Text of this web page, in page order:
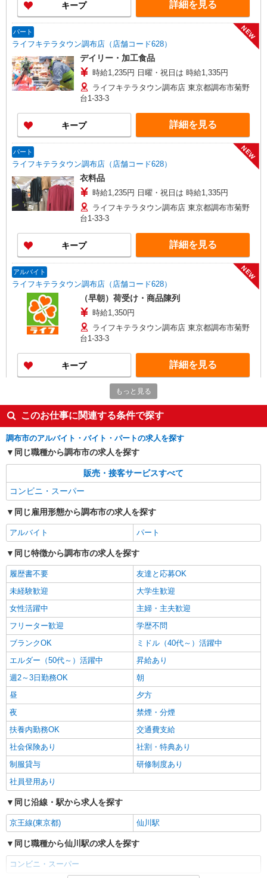
キープ 詳細を見る
パート
ライフキテラタウン調布店（店舗コード628）
NEW
デイリー・加工食品
時給1,235円 日曜・祝日は 時給1,335円
ライフキテラタウン調布店 東京都調布市菊野
台1-33-3
キープ 詳細を見る
パート
ライフキテラタウン調布店（店舗コード628）
NEW
衣料品
時給1,235円 日曜・祝日は 時給1,335円
ライフキテラタウン調布店 東京都調布市菊野
台1-33-3
キープ 詳細を見る
アルバイト
ライフキテラタウン調布店（店舗コード628）
NEW
（早朝）荷受け・商品陳列
時給1,350円
ライフキテラタウン調布店 東京都調布市菊野
台1-33-3
キープ 詳細を見る
ライフキテラタウン調布店（店舗コード628）
レジ
時給1,235円 日曜・祝日は 時給1,335円
ライフキテラタウン調布店 東京都調布市菊野
台1-33-3
キープ 詳細を見る
アルバイト
いなげや 調布仙川店
食品スーパースタッフ（一般食品）
大学・専門学生／時給1250円〜 高校生／時給
1226円 ★職種を限定しての募集のため、勤務時
間・曜日の項目をご確認ください
東京都調布市仙川町3-4-1
詳細を見る
パート
いなげや 調布仙川店
食品スーパースタッフ（鮮魚、鮮魚鮨）
時給：1425円（鮮魚・鮮魚鮨） ※曜日・時間
象です。 ★職種を限定しての募集のため、勤務時
間・曜日の項目をご確認ください。
東京都調布市仙川町3-4-1
詳細を見る
正社員
株式会社トップ
★中途採用は前職給と経験等を優遇の上、当社
規定に基づき決定します★ （高 卒）月給
222,000円〜 （専修卒）月給222,000円〜 （短大
卒）月給222,000円〜
【トップフレッシュマーケット深大寺店】 東
京都調布市深大寺東町3-16-1 ※他勤務地あり 【本
社】東京都世田谷区松原5-8-16 マツナオビル 入
社後各店舗へ配属 ※入社後配属先決定 東京都世田
キープ 詳細を見る
もっと見る
このお仕事に関連する条件で探す
調布市のアルバイト・バイト・パートの求人を探す
同じ職種から調布市の求人を探す
販売・接客サービスすべて
コンビニ・スーパー
同じ雇用形態から調布市の求人を探す
アルバイト パート
同じ特徴から調布市の求人を探す
履歴書不要
友達と応募OK
未経験歓迎
大学生歓迎
女性活躍中
主婦・主夫歓迎
フリーター歓迎
学歴不問
ブランクOK
ミドル（40代～）活躍中
エルダー（50代～）活躍中
昇給あり
週2～3日勤務OK
朝
昼
夕方
夜
禁煙・分煙
扶養内勤務OK
交通費支給
社会保険あり
社割・特典あり
制服貸与
研修制度あり
社員登用あり
同じ沿線・駅から求人を探す
京王線(東京都) 仙川駅
同じ職種から仙川駅の求人を探す
コンビニ・スーパー